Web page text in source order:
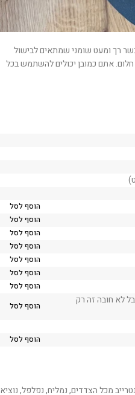
רך ומעט שומני שמתאים לבישול
אתם כמובן יכולים להשתמש בכל
הוסף לסל
הוסף לסל
הוסף לסל
הוסף לסל
הוסף לסל
הוסף לסל
הוסף לסל
לא חובה זה רק
הוסף לסל
הוסף לסל
מכל הצדדים, נמליח, נפלפל, נוציא